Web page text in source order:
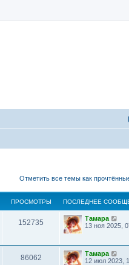
Отметить все темы как
ПРОСМОТРЫ ПОСЛЕДНЕЕ
152735
Тамара
13 ноя 2025,
86062
Тамара
12 июл 2023,